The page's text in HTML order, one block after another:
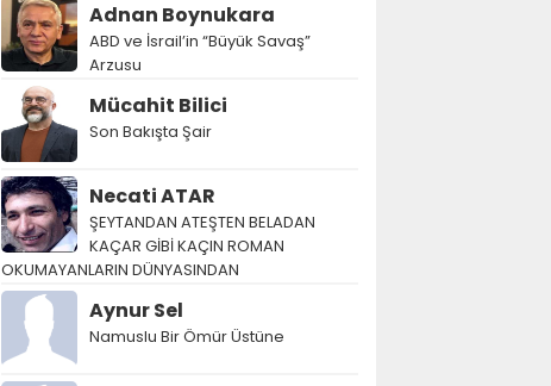
Adnan Boynukara
ABD ve İsrail’in “Büyük Savaş”
Arzusu
Mücahit Bilici
Son Bakışta Şair
Necati ATAR
ŞEYTANDAN ATEŞTEN BELADAN
KAÇAR GİBİ KAÇIN ROMAN
OKUMAYANLARIN DÜNYASINDAN
Aynur Sel
Namuslu Bir Ömür Üstüne